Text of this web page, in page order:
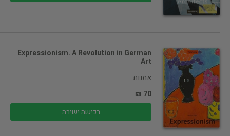
Expressionism. A Revolution in German
Art
אמנות
70 ₪
רכישה ישירה